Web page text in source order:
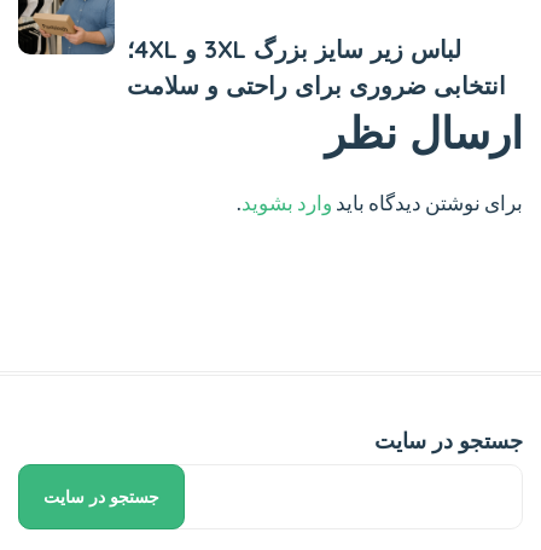
لباس زیر سایز بزرگ 3XL و 4XL؛
انتخابی ضروری برای راحتی و سلامت
ارسال نظر
برای نوشتن دیدگاه باید وارد بشوید.
جستجو در سایت
جستجو در سایت